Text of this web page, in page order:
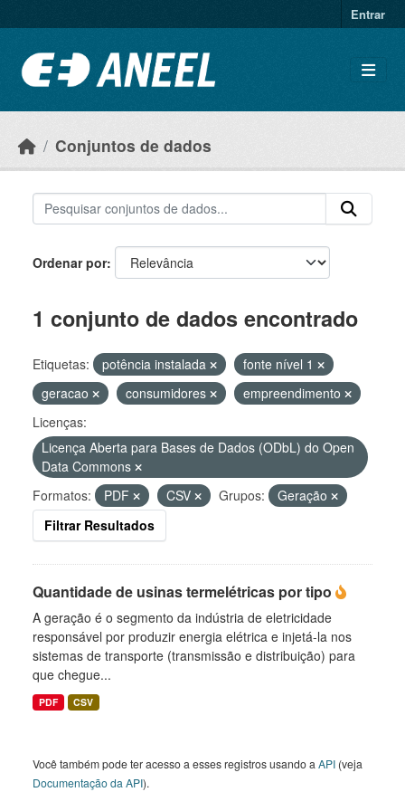
Entrar
Conjuntos de dados
Ordenar por
1 conjunto de dados encontrado
Etiquetas: potência instalada
fonte nível 1
geracao
consumidores
empreendimento
Licenças:
Licença Aberta para Bases de Dados (ODbL) do Open
Data Commons
Formatos:
PDF CSV Grupos:
Geração
Filtrar Resultados
Quantidade de usinas termelétricas por tipo
A geração é o segmento da indústria de eletricidade
responsável por produzir energia elétrica e injetá-la nos
sistemas de transporte (transmissão e distribuição) para
que chegue...
PDF CSV
Você também pode ter acesso a esses registros usando a API (veja
Documentação da API).